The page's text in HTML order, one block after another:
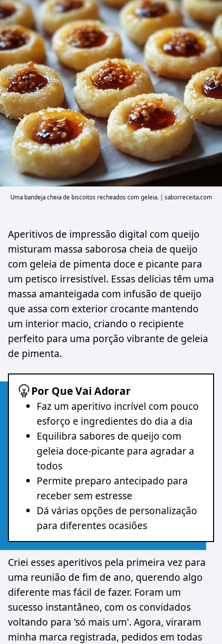
Uma bandeja cheia de biscoitos recheados com geleia. | saborreceita.com
Aperitivos de impressão digital com queijo
misturam massa saborosa cheia de queijo
com geleia de pimenta doce e picante para
um petisco irresistível. Essas delícias têm uma
massa amanteigada com infusão de queijo
que assa com exterior crocante mantendo
um interior macio, criando o recipiente
perfeito para uma porção vibrante de geleia
de pimenta.
Por Que Vai Adorar
Faz um aperitivo incrível com pouco
esforço e ingredientes do dia a dia
Equilibra sabores de queijo com
geleia doce-picante para agradar a
todos
Permite preparo antecipado para
receber sem estresse
Dá várias opções de personalização
para diferentes ocasiões
Criei esses aperitivos pela primeira vez para
uma reunião de fim de ano, querendo algo
diferente mas fácil de fazer. Foram um
sucesso instantâneo, com os convidados
voltando para 'só mais um'. Agora, viraram
minha marca registrada, pedidos em todas